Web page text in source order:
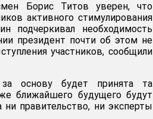
Борис Титов уверен, что
активного стимулирования
подчеркивал необходимость
президент почти об этом не
участников, сообщили
основу будет принята та
ближайшего будущего будут
правительство, ни эксперты